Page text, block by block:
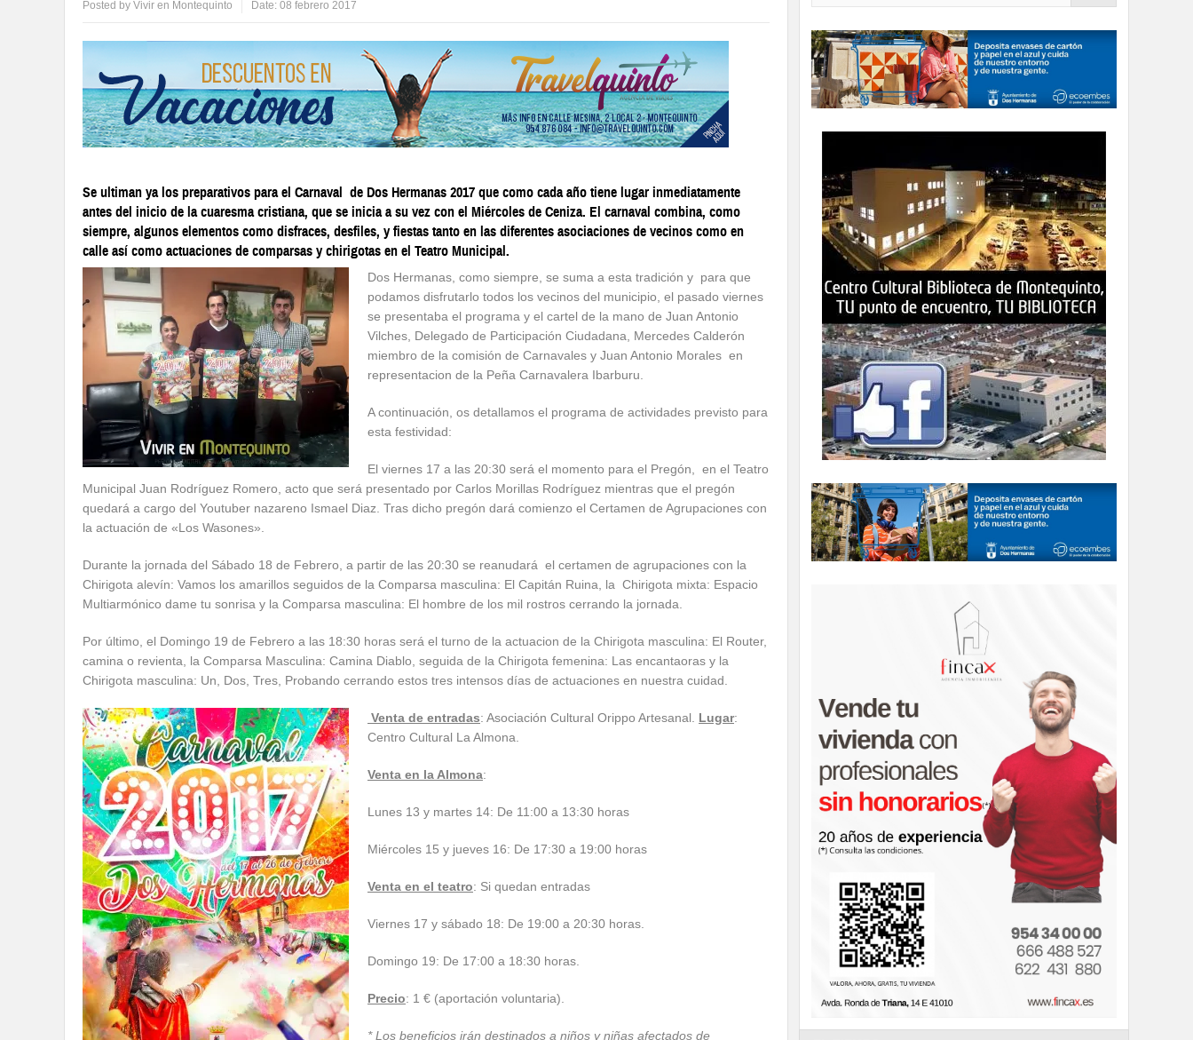
Posted by Vivir en Montequinto Date: 08 febrero 2017
Se ultiman ya los preparativos para el Carnaval de Dos Hermanas 2017 que como cada año tiene lugar inmediatamente
antes del inicio de la cuaresma cristiana, que se inicia a su vez con el Miércoles de Ceniza. El carnaval combina, como
siempre, algunos elementos como disfraces, desfiles, y fiestas tanto en las diferentes asociaciones de vecinos como en
calle así como actuaciones de comparsas y chirigotas en el Teatro Municipal.
Dos Hermanas, como siempre, se suma a esta tradición y para que
podamos disfrutarlo todos los vecinos del municipio, el pasado viernes
se presentaba el programa y el cartel de la mano de Juan Antonio
Vilches, Delegado de Participación Ciudadana, Mercedes Calderón
miembro de la comisión de Carnavales y Juan Antonio Morales en
representacion de la Peña Carnavalera Ibarburu.
A continuación, os detallamos el programa de actividades previsto para
esta festividad:
El viernes 17 a las 20:30 será el momento para el Pregón, en el Teatro
Municipal Juan Rodríguez Romero, acto que será presentado por Carlos Morillas Rodríguez mientras que el pregón
quedará a cargo del Youtuber nazareno Ismael Diaz. Tras dicho pregón dará comienzo el Certamen de Agrupaciones con
la actuación de «Los Wasones».
Durante la jornada del Sábado 18 de Febrero, a partir de las 20:30 se reanudará el certamen de agrupaciones con la
Chirigota alevín: Vamos los amarillos seguidos de la Comparsa masculina: El Capitán Ruina, la Chirigota mixta: Espacio
Multiarmónico dame tu sonrisa y la Comparsa masculina: El hombre de los mil rostros cerrando la jornada.
Por último, el Domingo 19 de Febrero a las 18:30 horas será el turno de la actuacion de la Chirigota masculina: El Router,
camina o revienta, la Comparsa Masculina: Camina Diablo, seguida de la Chirigota femenina: Las encantaoras y la
Chirigota masculina: Un, Dos, Tres, Probando cerrando estos tres intensos días de actuaciones en nuestra cuidad.
Venta de entradas: Asociación Cultural Orippo Artesanal. Lugar:
Centro Cultural La Almona.
Venta en la Almona:
Lunes 13 y martes 14: De 11:00 a 13:30 horas
Miércoles 15 y jueves 16: De 17:30 a 19:00 horas
Venta en el teatro: Si quedan entradas
Viernes 17 y sábado 18: De 19:00 a 20:30 horas.
Domingo 19: De 17:00 a 18:30 horas.
Precio: 1 € (aportación voluntaria).
* Los beneficios irán destinados a niños y niñas afectados de